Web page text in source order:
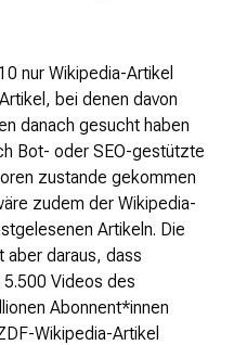
nur Wikipedia-Artikel
bei denen davon
danach gesucht haben
Bot- oder SEO-gestützte
zustande gekommen
zudem der Wikipedia-
Artikeln. Die
aber daraus, dass
Videos des
Abonnent*innen
Wikipedia-Artikel